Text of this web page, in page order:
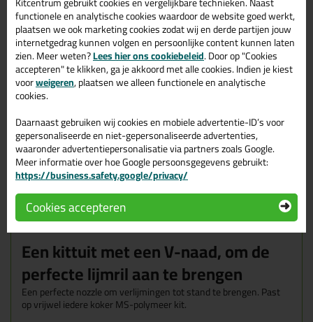
10x1,79p/zk 45%korting
50x1,49p/zk 54%korting
Waarom dit product?
Waarom dit product?
Met5 sterrenbeoordeeld
Zakje van 3 stuks
Voor het perfect aanbrengen van High-Tack kit
Omschrijving
Een kittuit met een V-naad, om de
perfecte lijmril aan te brengen
Een perfecte nozzle om verlijmingen tot stand te brengen. Past
op vrijwel iedere koker MS-polymeer kit.
functionele en analytische cookies waardoor de website goed werkt,
plaatsen we ook marketing cookies zodat wij en derde partijen jouw
internetgedrag kunnen volgen en persoonlijke content kunnen laten
zien. Meer weten?Lees hier ons cookiebeleid. Door op "Cookies
accepteren" te klikken, ga je akkoord met alle cookies. Indien je kiest
voorweigeren, plaatsen we alleen functionele en analytische
cookies.
Daarnaast gebruiken wij cookies en mobiele advertentie-ID’s voor
gepersonaliseerde en niet-gepersonaliseerde advertenties,
waaronder advertentiepersonalisatie via partners zoals Google.
Meer informatie over hoe Google persoonsgegevens gebruikt:
https://business.safety.google/privacy/
Cookies accepteren